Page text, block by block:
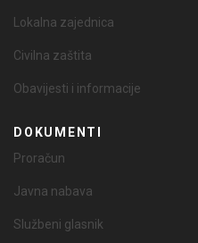
Lokalna zajednica
Civilna zaštita
Obavijesti i informacije
DOKUMENTI
Proračun
Javna nabava
Službeni glasnik